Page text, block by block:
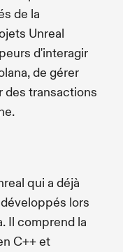
de la
Unreal
d'interagir
de gérer
des transactions
qui a déjà
lors
Il comprend la
C++ et